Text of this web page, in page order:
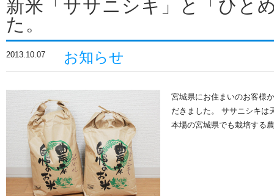
新米「ササニシキ」と「ひと
た。
2013.10.07 お知らせ
宮城県にお住まいのお客様
だきました。 ササニシキは
本場の宮城県でも栽培する